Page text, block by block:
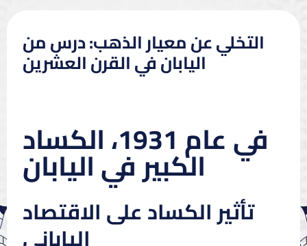
التخلي عن معيار الذهب: درس من
اليابان في القرن العشرين
في عام 1931، الكساد
الكبير في اليابان
تأثير الكساد على الاقتصاد
الياباني